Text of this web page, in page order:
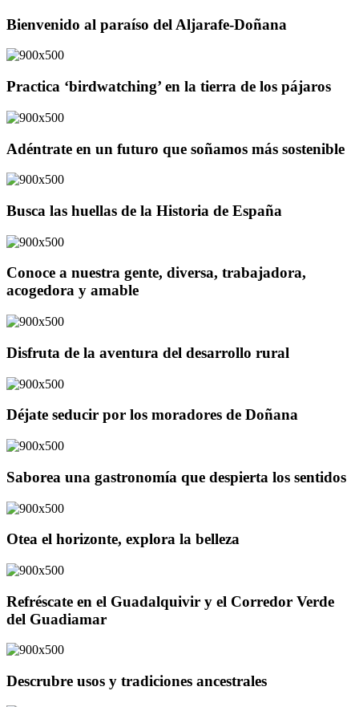
Bienvenido al paraíso del Aljarafe-Doñana
Practica ‘birdwatching’ en la tierra de los pájaros
Adéntrate en un futuro que soñamos más sostenible
Busca las huellas de la Historia de España
Conoce a nuestra gente, diversa, trabajadora,
acogedora y amable
Disfruta de la aventura del desarrollo rural
Déjate seducir por los moradores de Doñana
Saborea una gastronomía que despierta los sentidos
Otea el horizonte, explora la belleza
Refréscate en el Guadalquivir y el Corredor Verde
del Guadiamar
Descrubre usos y tradiciones ancestrales